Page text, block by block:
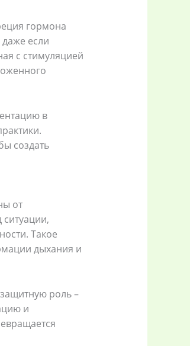
гормона
даже если
с стимуляцией
в
создать
от
ситуации,
Такое
дыхания и
роль –
и